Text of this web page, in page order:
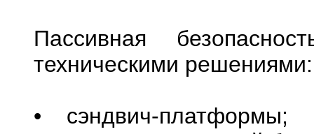
Пассивная
техническими решениями:
• сэндвич-платформы;